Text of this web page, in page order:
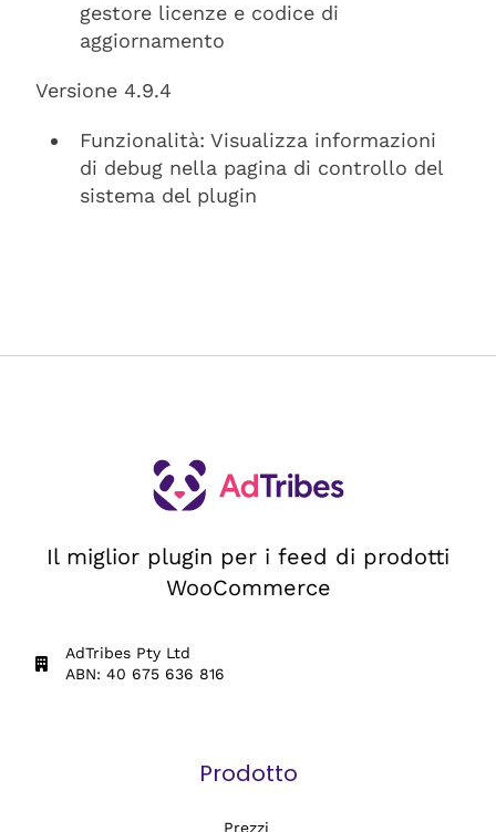
gestore licenze e codice di
aggiornamento
Versione 4.9.4
Funzionalità: Visualizza informazioni
di debug nella pagina di controllo del
sistema del plugin
Il miglior plugin per i feed di prodotti
WooCommerce
AdTribes Pty Ltd
ABN: 40 675 636 816
Prodotto
Prezzi